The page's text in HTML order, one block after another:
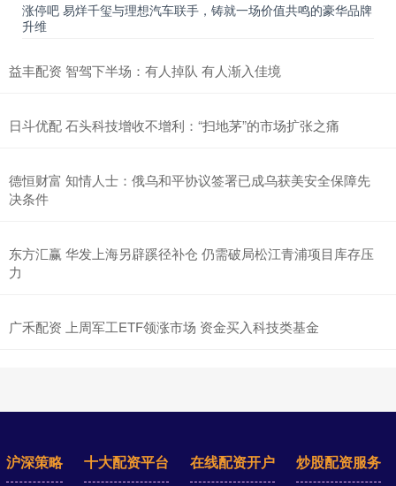
涨停吧 易烊千玺与理想汽车联手，铸就一场价值共鸣的豪华品牌
升维
益丰配资 智驾下半场：有人掉队 有人渐入佳境
日斗优配 石头科技增收不增利：“扫地茅”的市场扩张之痛
德恒财富 知情人士：俄乌和平协议‌签署已成乌获美安全保障先
决条件
东方汇赢 华发上海另辟蹊径补仓 仍需破局松江青浦项目库存压
力
广禾配资 上周军工ETF领涨市场 资金买入科技类基金
沪深策略 十大配资平台 在线配资开户 炒股配资服务